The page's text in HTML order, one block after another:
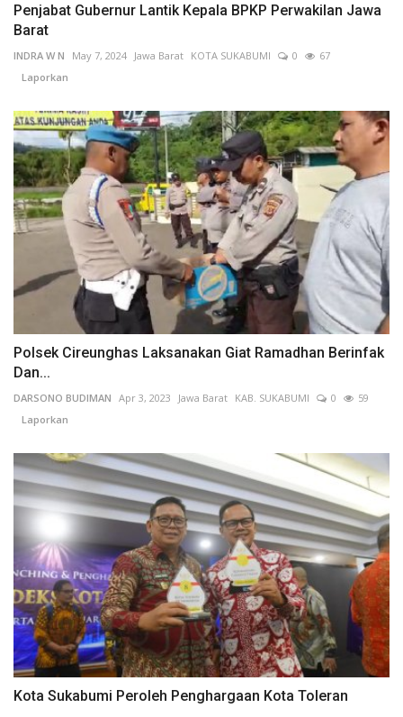
Penjabat Gubernur Lantik Kepala BPKP Perwakilan Jawa
Barat
INDRA W N May 7, 2024 Jawa Barat KOTA SUKABUMI 0
67
Laporkan
Polsek Cireunghas Laksanakan Giat Ramadhan Berinfak
Dan...
DARSONO BUDIMAN Apr 3, 2023 Jawa Barat KAB. SUKABUMI 0
59
Laporkan
Kota Sukabumi Peroleh Penghargaan Kota Toleran